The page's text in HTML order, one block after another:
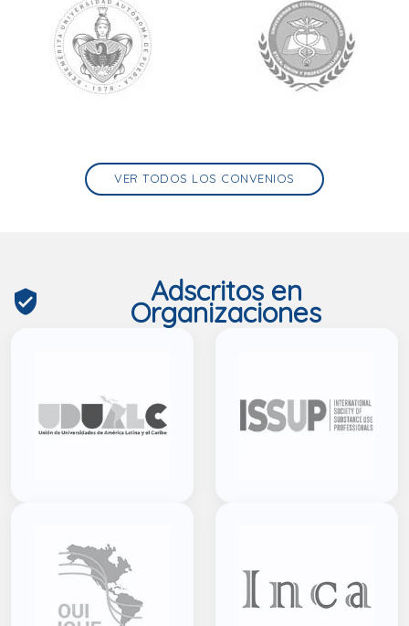
VER TODOS LOS CONVENIOS
verified_user Adscritos en
Organizaciones